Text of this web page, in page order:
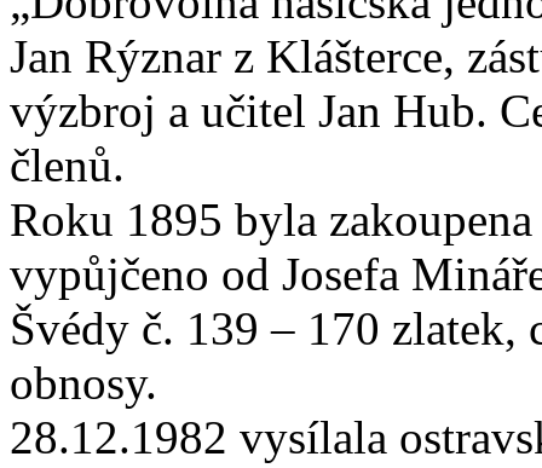
Jan Rýznar z Klášterce,
výzbroj a učitel Jan Hub.
členů.
Roku 1895 byla
vypůjčeno od Josefa
Švédy č. 139 – 170
obnosy.
28.12.1982 vysílala